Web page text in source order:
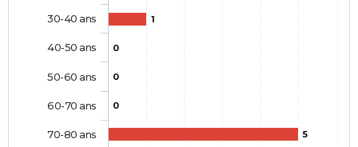
1
0
0
0
5
30-40 ans
40-50 ans
50-60 ans
60-70 ans
70-80 ans